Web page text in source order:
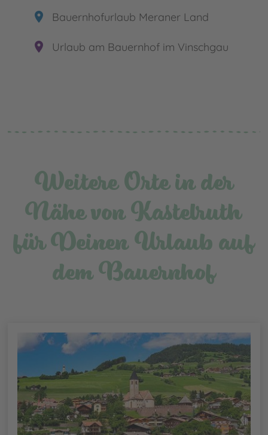
place Bauernhofurlaub Meraner Land
place Urlaub am Bauernhof im Vinschgau
Weitere Orte in der
Nähe von Kastelruth
für Deinen Urlaub auf
dem Bauernhof